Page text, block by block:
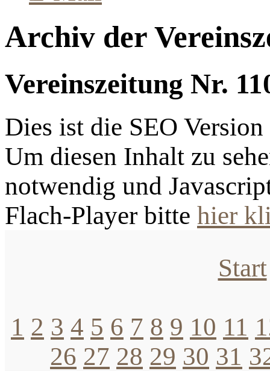
Archiv der
Vereinszeitung Nr.
Dies ist die SEO
Um diesen Inhalt zu
notwendig und
Flach-Player bitte hier
Start
1 2 3 4 5 6 7 8 9 10 11
26 27 28 29 30 31